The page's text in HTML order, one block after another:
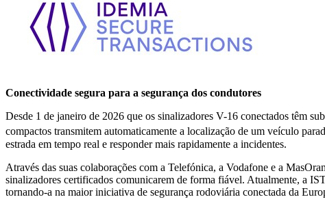
Conectividade segura para a segurança dos condutores
Desde 1 de janeiro de 2026 que os sinalizadores V-16 conectados têm
compactos transmitem automaticamente a localização de um veículo
estrada em tempo real e responder mais rapidamente a incidentes.
Através das suas colaborações com a Telefónica, a Vodafone e a
sinalizadores certificados comunicarem de forma fiável. Atualmente, a
tornando-a na maior iniciativa de segurança rodoviária conectada da